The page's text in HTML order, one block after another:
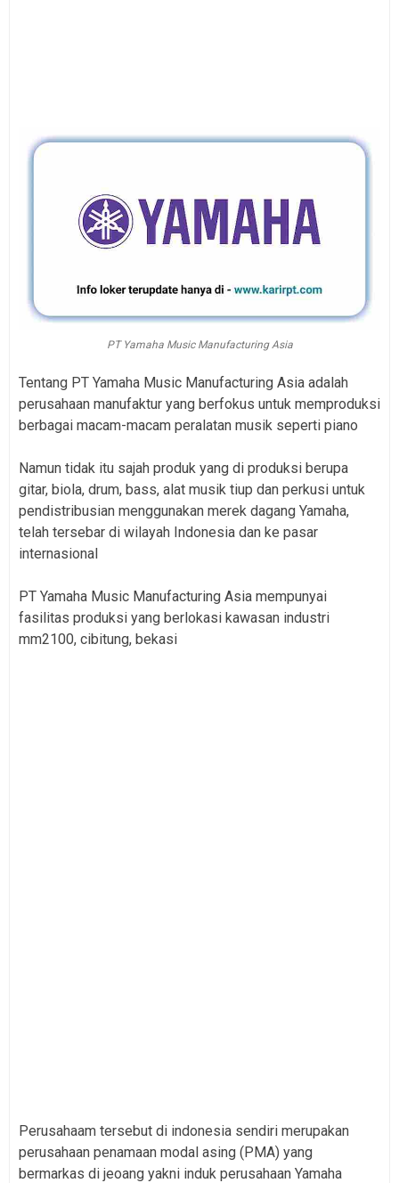
PT Yamaha Music Manufacturing Asia
Tentang PT Yamaha Music Manufacturing Asia adalah
perusahaan manufaktur yang berfokus untuk memproduksi
berbagai macam-macam peralatan musik seperti piano
Namun tidak itu sajah produk yang di produksi berupa
gitar, biola, drum, bass, alat musik tiup dan perkusi untuk
pendistribusian menggunakan merek dagang Yamaha,
telah tersebar di wilayah Indonesia dan ke pasar
internasional
PT Yamaha Music Manufacturing Asia mempunyai
fasilitas produksi yang berlokasi kawasan industri
mm2100, cibitung, bekasi
Perusahaam tersebut di indonesia sendiri merupakan
perusahaan penamaan modal asing (PMA) yang
bermarkas di jeoang yakni induk perusahaan Yamaha